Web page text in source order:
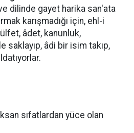
dilinde gayet harika san'ata
karışmadığı için, ehl-i
âdet, kanunluk,
saklayıp, âdi bir isim takıp,
sıfatlardan yüce olan